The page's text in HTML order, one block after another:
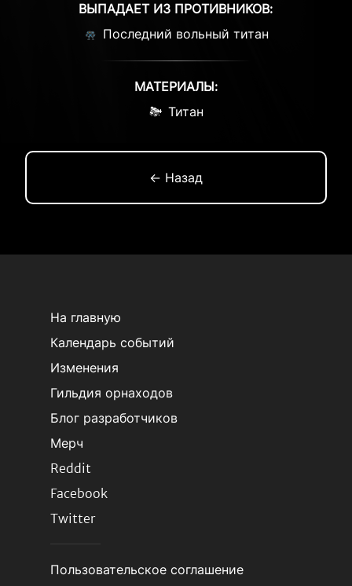
ВЫПАДАЕТ ИЗ ПРОТИВНИКОВ:
Последний вольный титан
МАТЕРИАЛЫ:
Титан
← Назад
На главную
Календарь событий
Изменения
Гильдия орнаходов
Блог разработчиков
Мерч
Reddit
Facebook
Twitter
Пользовательское соглашение